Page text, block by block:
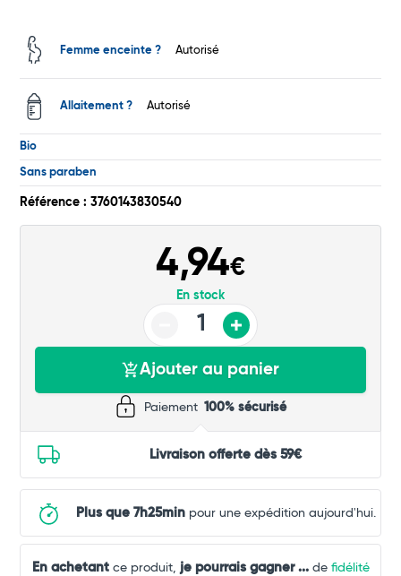
Total
Commander
Femme enceinte ? Autorisé
Allaitement ? Autorisé
Bio
Sans paraben
Référence : 3760143830540
4,94€
En stock
Ajouter au panier
Paiement 100% sécurisé
Livraison offerte dès 59€
Plus que 7h25minpour une expédition aujourd'hui.
En achetantce produit, je pourrais gagner ...de fidélité